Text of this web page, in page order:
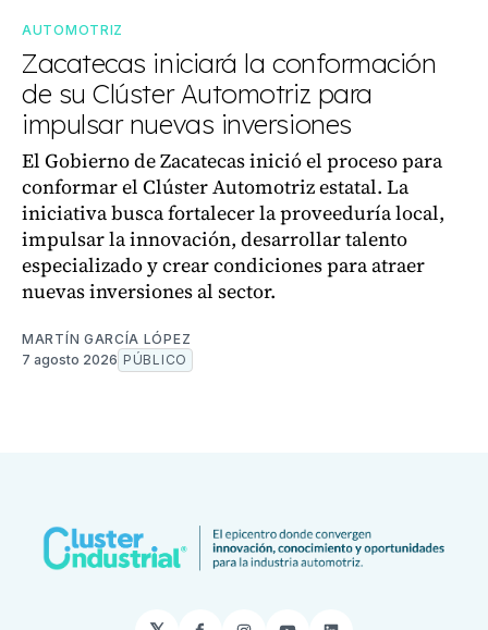
AUTOMOTRIZ
Zacatecas iniciará la conformación
de su Clúster Automotriz para
impulsar nuevas inversiones
El Gobierno de Zacatecas inició el proceso para
conformar el Clúster Automotriz estatal. La
iniciativa busca fortalecer la proveeduría local,
impulsar la innovación, desarrollar talento
especializado y crear condiciones para atraer
nuevas inversiones al sector.
MARTÍN GARCÍA LÓPEZ
7 agosto 2026 PÚBLICO